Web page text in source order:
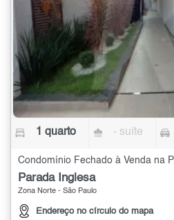
1 quarto - suíte
Parada Inglesa
Zona Norte - São Paulo
Endereço no círculo do mapa